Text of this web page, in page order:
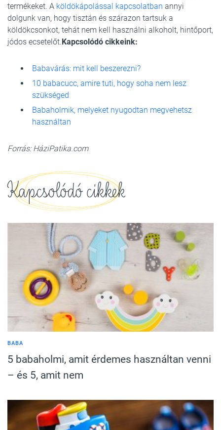
termékeket. A köldökápolással kapcsolatban annyi
dolgunk van, hogy tisztán és szárazon tartsuk a
köldökcsonkot, tehát nem kell használni alkoholt, hintőport,
jódos ecsetelőt.Kapcsolódó cikkeink:
Babavárás: mit kell beszerezni?
10 babacucc, amire tuti, hogy soha nem lesz
szükséged
Babaholmik, melyeket nyugodtan megvehetsz
használtan
Forrás: HáziPatika.com
Kapcsolódó cikkek
BABA
5 babaholmi, amit érdemes használtan venni
– és 5, amit nem